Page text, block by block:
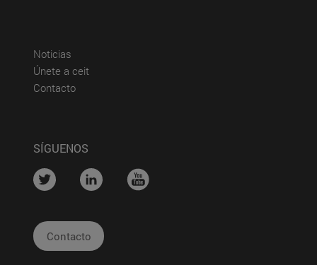
Noticias
Únete a ceit(abre en nueva ventana)
Contacto(abre en nueva ventana)
SÍGUENOS
.... .... ....
Contacto